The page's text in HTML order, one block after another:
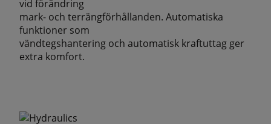
vid förändring
mark- och terrängförhållanden. Automatiska
funktioner som
vändtegshantering och automatisk kraftuttag ger
extra komfort.